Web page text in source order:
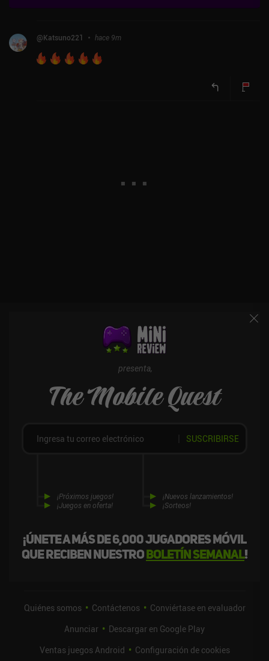
@Katsuno221 hace 9m
presenta,
The Mobile Quest
¡Únete a más de 6,000 jugadores móvil
que reciben nuestroboletín semanal!
¡Próximos juegos!
¡Juegos en oferta!
¡Nuevos lanzamientos!
¡Sorteos!
SUSCRIBIRSE
Quiénes somos Contáctenos
Conviértase en evaluador
Anunciar
Descargar en Google Play
Ventas juegos Android
Configuración de cookies